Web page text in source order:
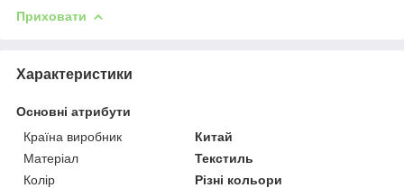
Приховати
Характеристики
Основні атрибути
Країна виробник
Китай
Матеріал
Текстиль
Колір
Різні кольори